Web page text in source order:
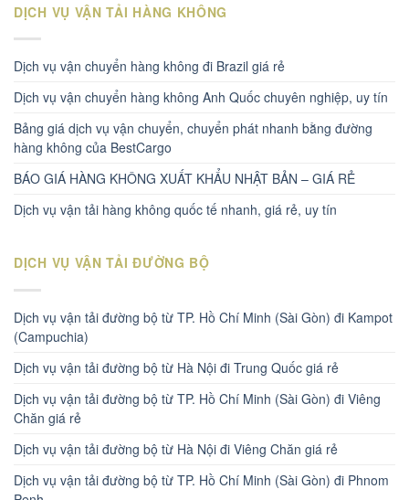
DỊCH VỤ VẬN TẢI HÀNG KHÔNG
Dịch vụ vận chuyển hàng không đi Brazil giá rẻ
Dịch vụ vận chuyển hàng không Anh Quốc chuyên nghiệp, uy tín
Bảng giá dịch vụ vận chuyển, chuyển phát nhanh bằng đường
hàng không của BestCargo
BÁO GIÁ HÀNG KHÔNG XUẤT KHẨU NHẬT BẢN – GIÁ RẺ
Dịch vụ vận tải hàng không quốc tế nhanh, giá rẻ, uy tín
DỊCH VỤ VẬN TẢI ĐƯỜNG BỘ
Dịch vụ vận tải đường bộ từ TP. Hồ Chí Minh (Sài Gòn) đi Kampot
(Campuchia)
Dịch vụ vận tải đường bộ từ Hà Nội đi Trung Quốc giá rẻ
Dịch vụ vận tải đường bộ từ TP. Hồ Chí Minh (Sài Gòn) đi Viêng
Chăn giá rẻ
Dịch vụ vận tải đường bộ từ Hà Nội đi Viêng Chăn giá rẻ
Dịch vụ vận tải đường bộ từ TP. Hồ Chí Minh (Sài Gòn) đi Phnom